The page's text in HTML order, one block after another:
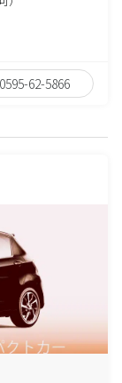
0595-62-5866